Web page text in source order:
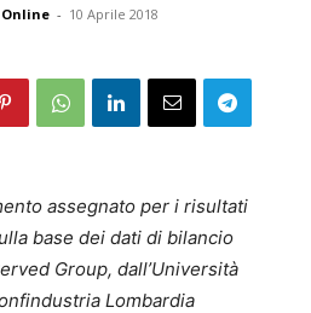
- 10 Aprile 2018
assegnato per i risultati
base dei dati di bilancio
Group, dall’Università
Lombardia